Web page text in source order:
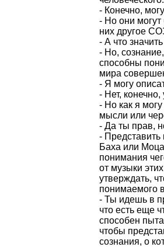
- Конечно,
- Но они могут
них другое
- А что
- Но,
способны
мира
- Я могу
- Нет,
- Но как я
мысли или
- Да ты прав,
-
Баха или
понимания
от музыки
утверждать,
понимаемого
- Ты идешь в
что есть еще
способен
чтобы
сознания, о